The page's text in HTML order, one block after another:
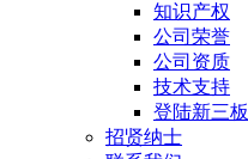
知识产权
公司荣誉
公司资质
技术支持
登陆新三板
招贤纳士